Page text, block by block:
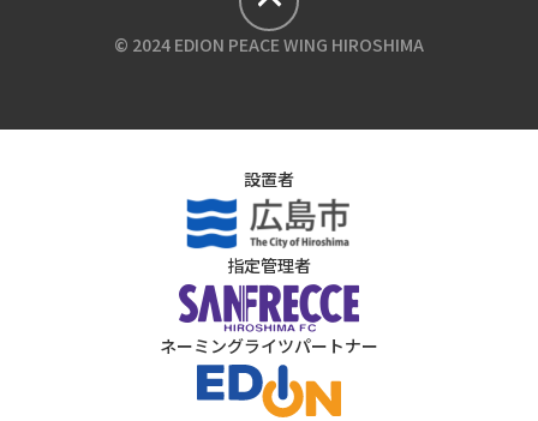
© 2024 EDION PEACE WING HIROSHIMA
設置者
指定管理者
ネーミングライツパートナー